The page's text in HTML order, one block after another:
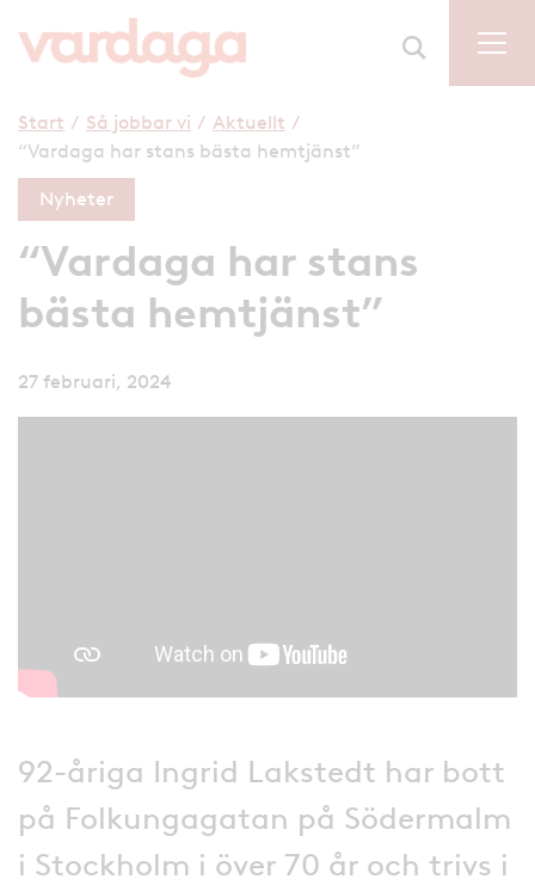
Start / Så jobbar vi / Aktuellt /
“Vardaga har stans bästa hemtjänst”
Nyheter
“Vardaga har stans
bästa hemtjänst”
27 februari, 2024
92-åriga Ingrid Lakstedt har bott
på Folkungagatan på Södermalm
i Stockholm i över 70 år och trivs i